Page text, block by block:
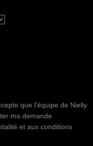
que l'équipe de Nielly
ma demande
et aux conditions